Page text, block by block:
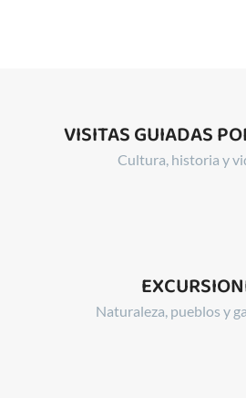
VISITAS GUIADAS
Cultura, historia y
Naturaleza, pueblos y